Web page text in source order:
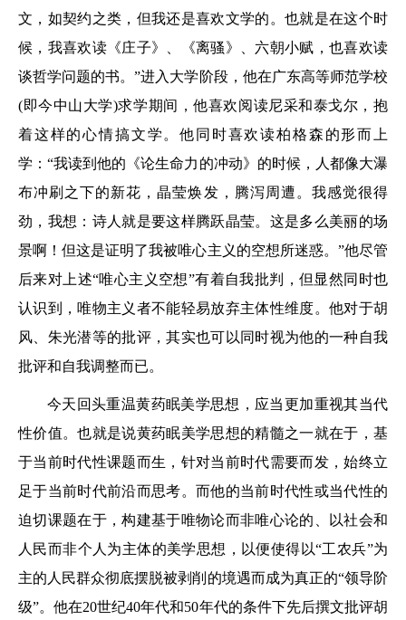
文，如契约之类，但我还是喜欢文学的。也就是在这个时
候，我喜欢读《庄子》、《离骚》、六朝小赋，也喜欢读
谈哲学问题的书。”进入大学阶段，他在广东高等师范学校
(即今中山大学)求学期间，他喜欢阅读尼采和泰戈尔，抱
着这样的心情搞文学。他同时喜欢读柏格森的形而上
学：“我读到他的《论生命力的冲动》的时候，人都像大瀑
布冲刷之下的新花，晶莹焕发，腾泻周遭。我感觉很得
劲，我想：诗人就是要这样腾跃晶莹。这是多么美丽的场
景啊！但这是证明了我被唯心主义的空想所迷惑。”他尽管
后来对上述“唯心主义空想”有着自我批判，但显然同时也
认识到，唯物主义者不能轻易放弃主体性维度。他对于胡
风、朱光潜等的批评，其实也可以同时视为他的一种自我
批评和自我调整而已。
今天回头重温黄药眠美学思想，应当更加重视其当代
性价值。也就是说黄药眠美学思想的精髓之一就在于，基
于当前时代性课题而生，针对当前时代需要而发，始终立
足于当前时代前沿而思考。而他的当前时代性或当代性的
迫切课题在于，构建基于唯物论而非唯心论的、以社会和
人民而非个人为主体的美学思想，以便使得以“工农兵”为
主的人民群众彻底摆脱被剥削的境遇而成为真正的“领导阶
级”。他在20世纪40年代和50年代的条件下先后撰文批评胡